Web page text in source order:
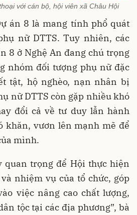
với cán bộ, hội viên xã Châu Hội
án 8 là mang tính phổ quát
nữ DTTS. Tuy nhiên, các
8 ở Nghệ An đang chú trọng
nhóm đối tượng phụ nữ đặc
tật, hộ nghèo, nạn nhân bị
nữ DTTS còn gặp nhiều khó
đổi cả về tư duy lẫn hành
khăn, vươn lên mạnh mẽ để
mình.
quan trọng để Hội thực hiện
nhiệm vụ của tổ chức, góp
việc nâng cao chất lượng,
tộc tại các địa phương”, bà